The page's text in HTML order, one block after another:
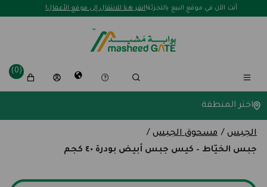
لافتة ترويجية
أنت الآن في موقع البيع بالتجزئة!انقر هنا للانتقال إلى موقع الأعمال!
(0)
اختر المنطقة
الجبس / مسحوق الجبس /
جبس الخيّاط – كيس جبس أبيض بودرة ٤٠ كجم